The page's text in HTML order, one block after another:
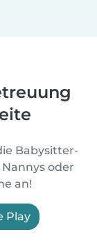
Babysitter-
oder
an!
Play